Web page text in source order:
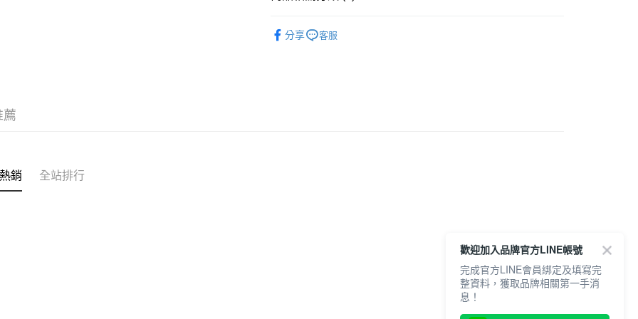
分享 客服
薦
銷 全站排行
歡迎加入品牌官方LINE帳號
完成官方LINE會員綁定及填寫完
整資料，獲取品牌相關第一手消
息！